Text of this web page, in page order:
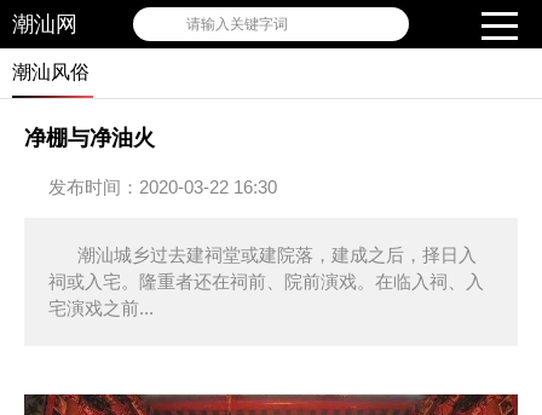
潮汕网 请输入关键字词
潮汕风俗
净棚与净油火
发布时间：2020-03-22 16:30
潮汕城乡过去建祠堂或建院落，建成之后，择日入
祠或入宅。隆重者还在祠前、院前演戏。在临入祠、入
宅演戏之前...